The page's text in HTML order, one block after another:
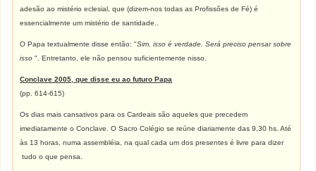
adesão ao mistério eclesial, que (dizem-nos todas as Profissões de Fé) é
essencialmente um mistério de santidade..
O Papa textualmente disse então: "Sim, isso é verdade. Será preciso pensar sobre
isso ". Entretanto, ele não pensou suficientemente nisso.
Conclave 2005, que disse eu ao futuro Papa
(pp. 614-615)
Os dias mais cansativos para os Cardeais são aqueles que precedem
imediatamente o Conclave. O Sacro Colégio se reúne diariamente das 9,30 hs. Até
às 13 horas, numa assembléia, na qual cada um dos presentes é livre para dizer
tudo o que pensa.